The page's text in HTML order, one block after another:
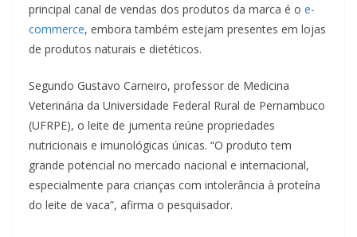
principal canal de vendas dos produtos da marca é o e-
commerce, embora também estejam presentes em lojas
de produtos naturais e dietéticos.
Segundo Gustavo Carneiro, professor de Medicina
Veterinária da Universidade Federal Rural de Pernambuco
(UFRPE), o leite de jumenta reúne propriedades
nutricionais e imunológicas únicas. “O produto tem
grande potencial no mercado nacional e internacional,
especialmente para crianças com intolerância à proteína
do leite de vaca”, afirma o pesquisador.